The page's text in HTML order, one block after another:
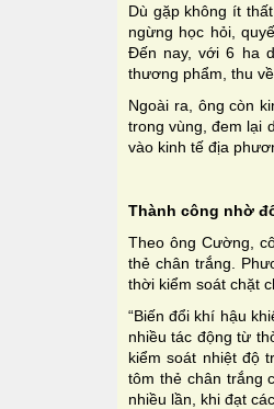
Dù gặp không ít
ngừng học hỏi,
Đến nay, với 6 ha
thương phẩm, thu
Ngoài ra, ông còn
trong vùng, đem lại
vào kinh tế địa
Thành công nhờ
Theo ông Cường,
thẻ chân trắng.
thời kiểm soát chặt
“Biến đổi khí hậu
nhiều tác động từ
kiểm soát nhiệt độ
tôm thẻ chân trắng
nhiều lần, khi đạt